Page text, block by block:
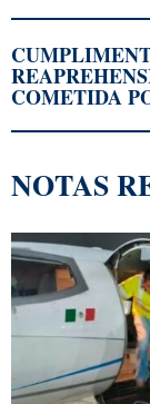
COMETIDA
NOTAS